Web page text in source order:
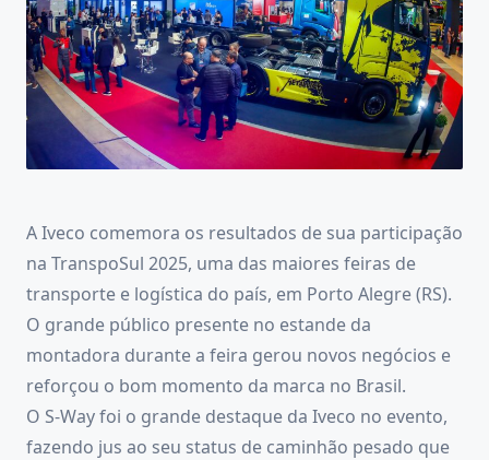
A Iveco comemora os resultados de sua participação
na TranspoSul 2025, uma das maiores feiras de
transporte e logística do país, em Porto Alegre (RS).
O grande público presente no estande da
montadora durante a feira gerou novos negócios e
reforçou o bom momento da marca no Brasil.
O S-Way foi o grande destaque da Iveco no evento,
fazendo jus ao seu status de caminhão pesado que